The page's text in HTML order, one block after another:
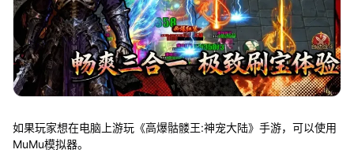
如果玩家想在电脑上游玩《高爆骷髅王:神宠大陆》手游，可以使用
MuMu模拟器。